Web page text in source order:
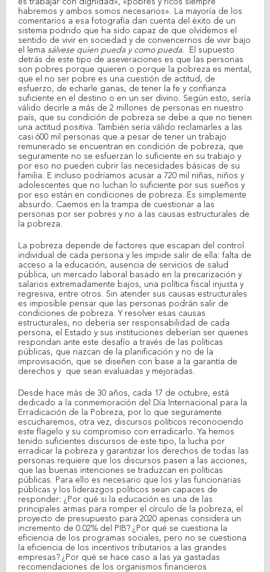
es trabajar con dignidad», «pobres y ricos siempre
habremos y ambos somos necesarios». La mayoría de los
comentarios a esa fotografía dan cuenta del éxito de un
sistema podrido que ha sido capaz de que olvidemos el
sentido de vivir en sociedad y de convencernos de vivir bajo
el lema sálvese quien pueda y como pueda. El supuesto
detrás de este tipo de aseveraciones es que las personas
son pobres porque quieren o porque la pobreza es mental,
que el no ser pobre es una cuestión de actitud, de
esfuerzo, de echarle ganas, de tener la fe y confianza
suficiente en el destino o en un ser divino. Según esto, sería
válido decirle a más de 2 millones de personas en nuestro
país, que su condición de pobreza se debe a que no tienen
una actitud positiva. También sería válido reclamarles a las
casi 600 mil personas que a pesar de tener un trabajo
remunerado se encuentran en condición de pobreza, que
seguramente no se esfuerzan lo suficiente en su trabajo y
por eso no pueden cubrir las necesidades básicas de su
familia. E incluso podríamos acusar a 720 mil niñas, niños y
adolescentes que no luchan lo suficiente por sus sueños y
por eso están en condiciones de pobreza. Es simplemente
absurdo. Caemos en la trampa de cuestionar a las
personas por ser pobres y no a las causas estructurales de
la pobreza.
La pobreza depende de factores que escapan del control
individual de cada persona y les impide salir de ella: falta de
acceso a la educación, ausencia de servicios de salud
pública, un mercado laboral basado en la precarización y
salarios extremadamente bajos, una política fiscal injusta y
regresiva, entre otros. Sin atender sus causas estructurales
es imposible pensar que las personas podrán salir de
condiciones de pobreza. Y resolver esas causas
estructurales, no debería ser responsabilidad de cada
persona, el Estado y sus instituciones deberían ser quienes
respondan ante este desafío a través de las políticas
públicas, que nazcan de la planificación y no de la
improvisación, que se diseñen con base a la garantía de
derechos y que sean evaluadas y mejoradas.
Desde hace más de 30 años, cada 17 de octubre, está
dedicado a la conmemoración del Día Internacional para la
Erradicación de la Pobreza, por lo que seguramente
escucharemos, otra vez, discursos políticos reconociendo
este flagelo y su compromiso con erradicarlo. Ya hemos
tenido suficientes discursos de este tipo, la lucha por
erradicar la pobreza y garantizar los derechos de todas las
personas requiere que los discursos pasen a las acciones,
que las buenas intenciones se traduzcan en políticas
públicas. Para ello es necesario que los y las funcionarias
públicas y los liderazgos políticos sean capaces de
responder: ¿Por qué si la educación es una de las
principales armas para romper el círculo de la pobreza, el
proyecto de presupuesto para 2020 apenas considera un
incremento de 0.02% del PIB? ¿Por qué se cuestiona la
eficiencia de los programas sociales, pero no se cuestiona
la eficiencia de los incentivos tributarios a las grandes
empresas? ¿Por qué se hace caso a las ya gastadas
recomendaciones de los organismos financieros